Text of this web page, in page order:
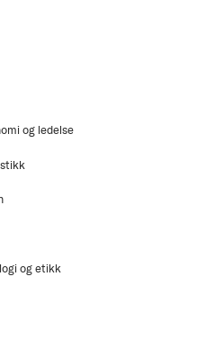
og ledelse
og etikk